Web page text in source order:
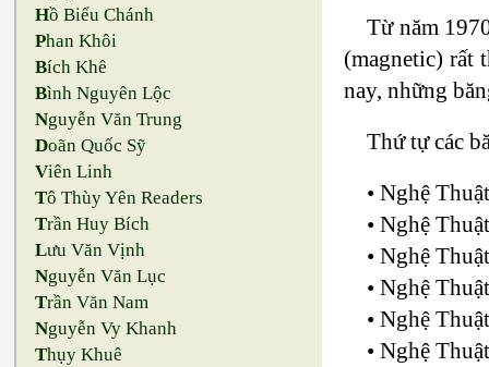
Hồ Biểu Chánh
Phan Khôi
Bích Khê
Bình Nguyên Lộc
Nguyễn Văn Trung
Doãn Quốc Sỹ
Viên Linh
Tô Thùy Yên Readers
Trần Huy Bích
Lưu Văn Vịnh
Nguyễn Văn Lục
Trần Văn Nam
Nguyễn Vy Khanh
Thụy Khuê
Từ năm
(magnetic) rất
nay, những
Thứ tự các
• Nghệ
• Nghệ
• Nghệ
• Nghệ
• Nghệ
• Nghệ